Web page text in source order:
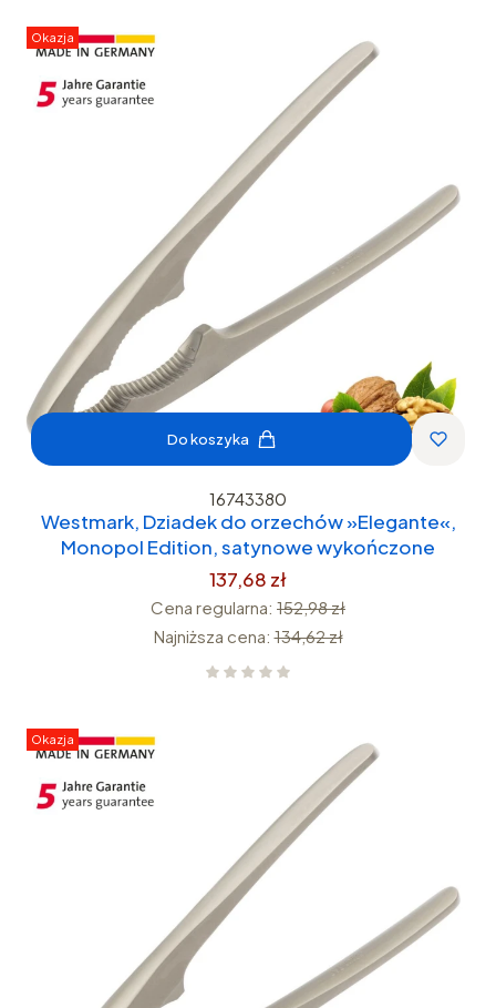
Okazja
Do koszyka
16743380
Westmark, Dziadek do orzechów »Elegante«,
Monopol Edition, satynowe wykończone
137,68 zł
Cena regularna: 152,98 zł
Najniższa cena: 134,62 zł
Okazja